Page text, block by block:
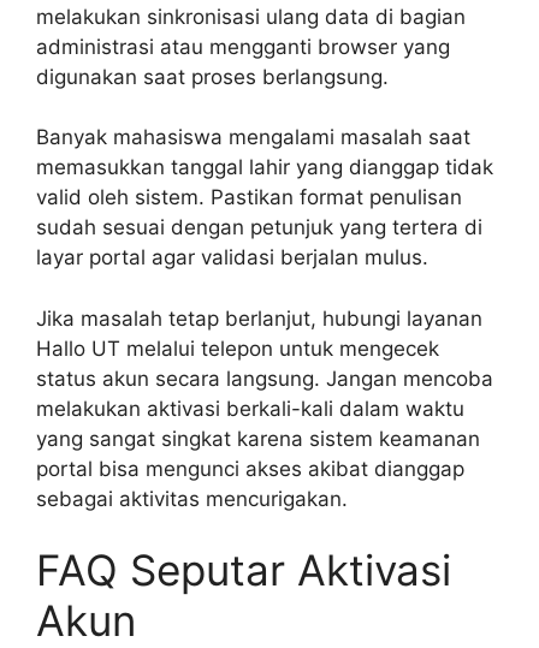
melakukan sinkronisasi ulang data di bagian
administrasi atau mengganti browser yang
digunakan saat proses berlangsung.
Banyak mahasiswa mengalami masalah saat
memasukkan tanggal lahir yang dianggap tidak
valid oleh sistem. Pastikan format penulisan
sudah sesuai dengan petunjuk yang tertera di
layar portal agar validasi berjalan mulus.
Jika masalah tetap berlanjut, hubungi layanan
Hallo UT melalui telepon untuk mengecek
status akun secara langsung. Jangan mencoba
melakukan aktivasi berkali-kali dalam waktu
yang sangat singkat karena sistem keamanan
portal bisa mengunci akses akibat dianggap
sebagai aktivitas mencurigakan.
FAQ Seputar Aktivasi
Akun